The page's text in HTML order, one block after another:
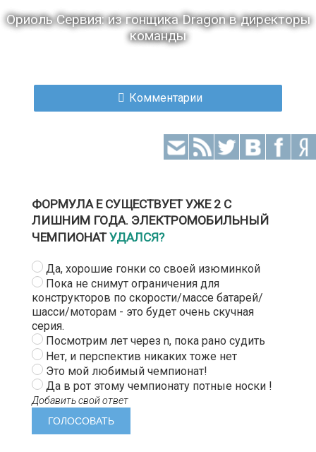
Ориоль Сервия: из гонщика Dragon в директоры
команды
Комментарии
ФОРМУЛА Е СУЩЕСТВУЕТ УЖЕ 2 С
ЛИШНИМ ГОДА. ЭЛЕКТРОМОБИЛЬНЫЙ
ЧЕМПИОНАТУДАЛСЯ?
Да, хорошие гонки со своей изюминкой
Пока не снимут ограничения для
конструкторов по скорости/массе батарей/
шасси/моторам - это будет очень скучная
серия.
Посмотрим лет через n, пока рано судить
Нет, и перспектив никаких тоже нет
Это мой любимый чемпионат!
Да в рот этому чемпионату потные носки !
Добавить свой ответ